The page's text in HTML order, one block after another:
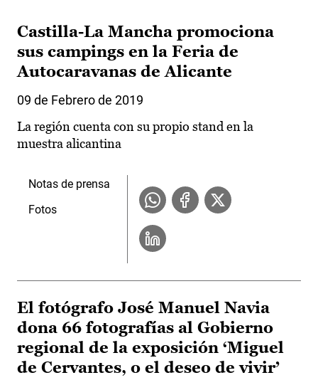
Castilla-La Mancha promociona
sus campings en la Feria de
Autocaravanas de Alicante
09 de Febrero de 2019
La región cuenta con su propio stand en la
muestra alicantina
Notas de prensa
Fotos
El fotógrafo José Manuel Navia
dona 66 fotografías al Gobierno
regional de la exposición ‘Miguel
de Cervantes, o el deseo de vivir’